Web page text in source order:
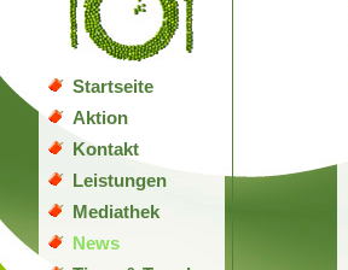
Startseite
Aktion
Kontakt
Leistungen
Mediathek
News